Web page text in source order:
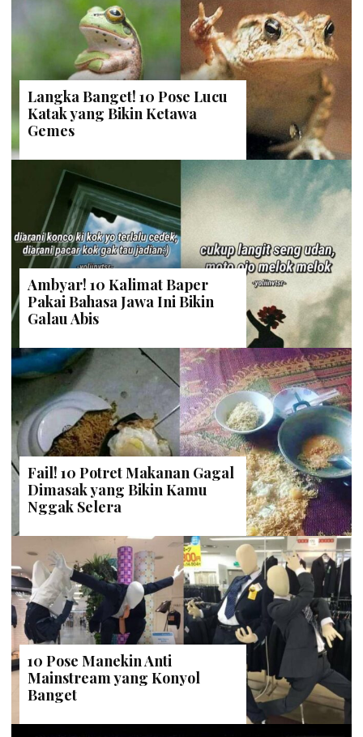
Langka Banget! 10 Pose Lucu
Katak yang Bikin Ketawa
Gemes
Ambyar! 10 Kalimat Baper
Pakai Bahasa Jawa Ini Bikin
Galau Abis
Fail! 10 Potret Makanan Gagal
Dimasak yang Bikin Kamu
Nggak Selera
10 Pose Manekin Anti
Mainstream yang Konyol
Banget